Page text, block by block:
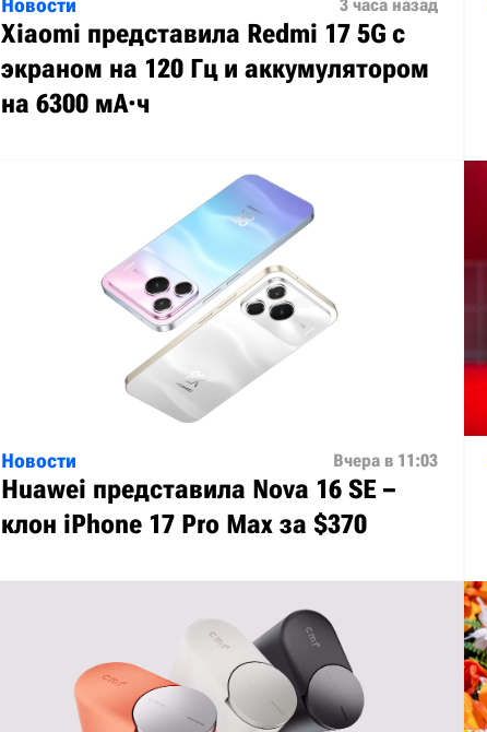
Новости 3 часа назад
Xiaomi представила Redmi 17 5G с
экраном на 120 Гц и аккумулятором
на 6300 мА·ч
Новости Вчера в 11:03
Huawei представила Nova 16 SE –
клон iPhone 17 Pro Max за $370